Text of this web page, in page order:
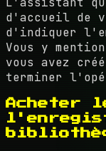
d'accueil de
d'indiquer
Vous y
vous avez
terminer
Acheter